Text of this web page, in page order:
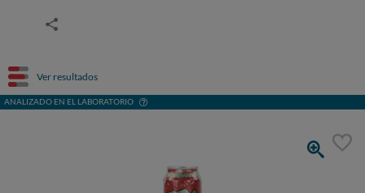
Ver resultados
ANALIZADO EN EL LABORATORIO